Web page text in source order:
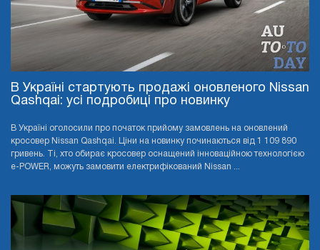
В Україні стартують продажі оновленого Nissan
Qashqai: усі подробиці про новинку
В Україні оголосили про початок прийому замовлень на оновлений
кросовер Nissan Qashqai. Ціни на новинку починаються від 1 109 890
гривень. Ті, хто обирає кросовер оснащений інноваційною технологією
e-POWER, можуть замовити електрифікований Nissan ...